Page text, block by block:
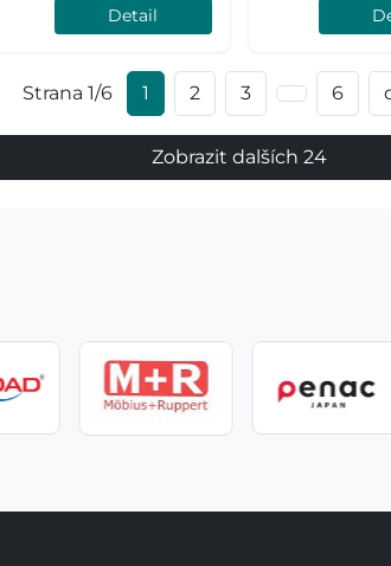
Detail
Strana 1/6 1 2 3 6
Zobrazit dalších 24